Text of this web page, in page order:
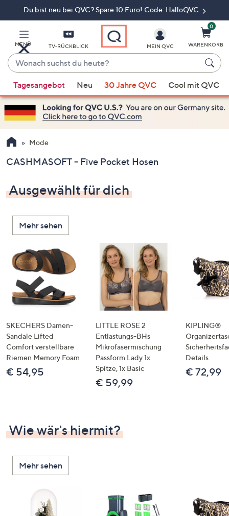
Du bist neu bei QVC? Spare 10 Euro! Code: HalloQVC
MENÜ TV-RÜCKBLICK
Wonach
suchst
du
heute?
Vorschläge
verfügbar
sind,
verwenden
Sie
Pfeiltasten
oben
und
nach
unten
oder
wischen
Sie
Touch-
Geräten
links
bzw.
rechts,
um
diese
MEIN QVC
0
WARENKORB
Tagesangebot Neu 30 Jahre QVC Cool mit QVC
Mode
CASHMASOFT - Five Pocket Hosen
Ausgewählt für dich
Mehr sehen
SKECHERS Damen-
Sandale Lifted
Comfort verstellbare
Riemen Memory Foam
€ 54,95
LITTLE ROSE 2
Entlastungs-BHs
Mikrofasermischung
Passform Lady 1x
Spitze, 1x Basic
€ 59,99
KIPLING®
Details
€ 72,99
Wie wär's hiermit?
Mehr sehen